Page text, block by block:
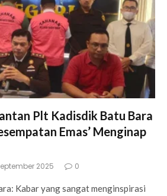
Plt Kadisdik Batu Bara
Emas’ Menginap
2025 0
Kabar yang sangat menginspirasi